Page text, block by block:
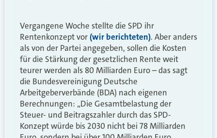
Vergangene Woche stellte die SPD ihr
Rentenkonzept vor(wir berichteten). Aber anders
als von der Partei angegeben, sollen die Kosten
für die Stärkung der gesetzlichen Rente weit
teurer werden als 80 Milliarden Euro – das sagt
die Bundesvereinigung Deutsche
Arbeitgeberverbände (BDA) nach eigenen
Berechnungen: „Die Gesamtbelastung der
Steuer- und Beitragszahler durch das SPD-
Konzept würde bis 2030 nicht bei 78 Milliarden